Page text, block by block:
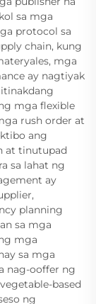
sa mga
protocol sa
chain, kung
mga
ay nagtiyak
mga flexible
rush order at
ang
at tinutupad
sa lahat ng
ay
planning
sa mga
mga
sa mga
nag-ooffer ng
based
ng